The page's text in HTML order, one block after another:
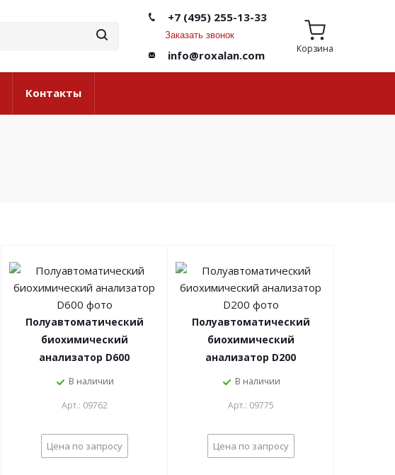
+7 (495) 255-13-33
Заказать звонок
info@roxalan.com Корзина
Контакты
Полуавтоматический
биохимический
анализатор D600
В наличии
Арт.: 09762
Цена по запросу
Полуавтоматический
биохимический
анализатор D200
В наличии
Арт.: 09775
Цена по запросу